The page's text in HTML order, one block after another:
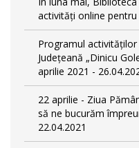
activități online pentru
Programul
Județeană „Dinicu
aprilie 2021 -
22 aprilie - Ziua
să ne bucurăm
22.04.2021